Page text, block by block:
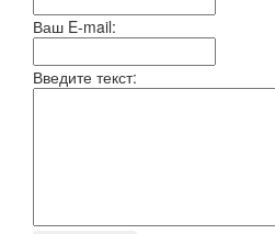
Ваш E-mail:
Введите текст: